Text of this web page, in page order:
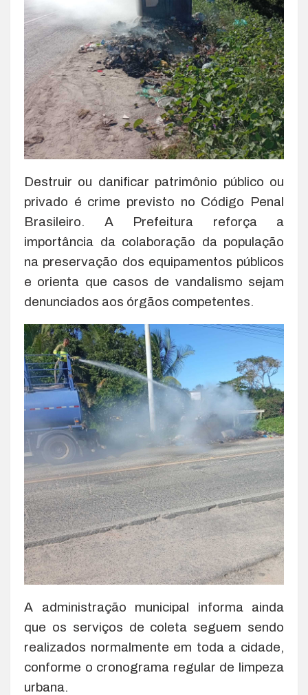
Destruir ou danificar patrimônio público ou
privado é crime previsto no Código Penal
Brasileiro. A Prefeitura reforça a
importância da colaboração da população
na preservação dos equipamentos públicos
e orienta que casos de vandalismo sejam
denunciados aos órgãos competentes.
A administração municipal informa ainda
que os serviços de coleta seguem sendo
realizados normalmente em toda a cidade,
conforme o cronograma regular de limpeza
urbana.